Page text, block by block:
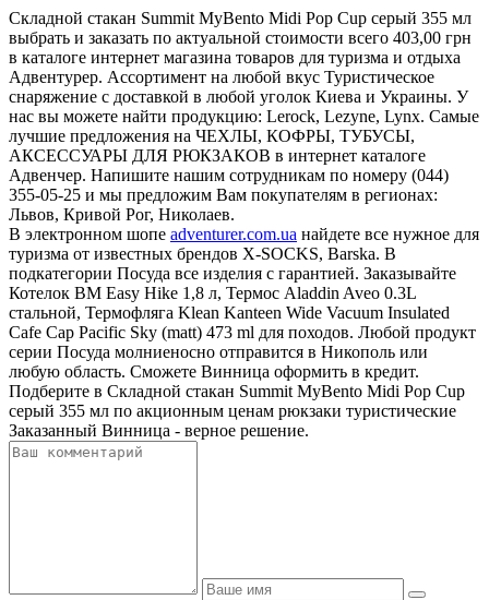
Складной стакан Summit MyBento Midi Pop Cup серый 355 мл
выбрать и заказать по актуальной стоимости всего 403,00 грн
в каталоге интернет магазина товаров для туризма и отдыха
Адвентурер. Ассортимент на любой вкус Туристическое
снаряжение с доставкой в любой уголок Киева и Украины. У
нас вы можете найти продукцию: Lerock, Lezyne, Lynx. Самые
лучшие предложения на ЧЕХЛЫ, КОФРЫ, ТУБУСЫ,
АКСЕССУАРЫ ДЛЯ РЮКЗАКОВ в интернет каталоге
Адвенчер. Напишите нашим сотрудникам по номеру (044)
355-05-25 и мы предложим Вам покупателям в регионах:
Львов, Кривой Рог, Николаев.
В электронном шопе adventurer.com.ua найдете все нужное для
туризма от известных брендов X-SOCKS, Barska. В
подкатегории Посуда все изделия с гарантией. Заказывайте
Котелок BM Easy Hike 1,8 л, Термос Aladdin Aveo 0.3L
стальной, Термофляга Klean Kanteen Wide Vacuum Insulated
Cafe Cap Pacific Sky (matt) 473 ml для походов. Любой продукт
серии Посуда молниеносно отправится в Никополь или
любую область. Сможете Винница оформить в кредит.
Подберите в Складной стакан Summit MyBento Midi Pop Cup
серый 355 мл по акционным ценам рюкзаки туристические
Заказанный Винница - верное решение.